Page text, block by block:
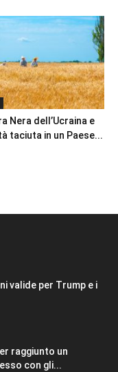
Nera dell’Ucraina e
taciuta in un Paese...
valide per Trump e i
raggiunto un
con gli...